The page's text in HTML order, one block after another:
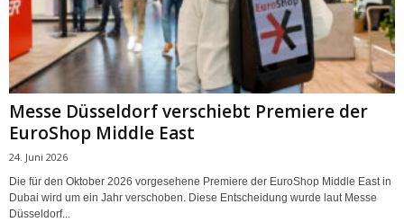
Messe Düsseldorf verschiebt Premiere der
EuroShop Middle East
24. Juni 2026
Die für den Oktober 2026 vorgesehene Premiere der EuroShop Middle East in
Dubai wird um ein Jahr verschoben. Diese Entscheidung wurde laut Messe
Düsseldorf...